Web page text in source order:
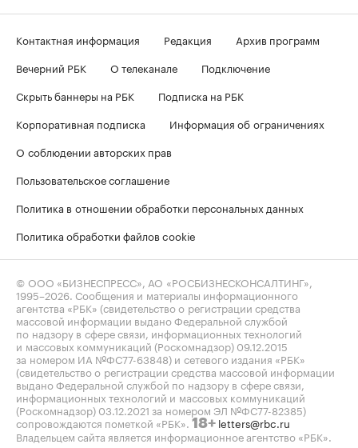
Контактная информация Редакция
Архив программ
Вечерний РБК
О телеканале
Подключение
Скрыть баннеры на РБК
Подписка на РБК
Корпоративная подписка
Информация об ограничениях
О соблюдении авторских прав
Пользовательское соглашение
Политика в отношении обработки персональных данных
Политика обработки файлов cookie
© ООО «БИЗНЕСПРЕСС», АО «РОСБИЗНЕСКОНСАЛТИНГ»,
1995–2026 . Сообщения и материалы информационного
агентства «РБК» (свидетельство о регистрации средства
массовой информации выдано Федеральной службой
по надзору в сфере связи, информационных технологий
и массовых коммуникаций (Роскомнадзор) 09.12.2015
за номером ИА №ФС77-63848) и сетевого издания «РБК»
(свидетельство о регистрации средства массовой информации
выдано Федеральной службой по надзору в сфере связи,
информационных технологий и массовых коммуникаций
(Роскомнадзор) 03.12.2021 за номером ЭЛ №ФС77-82385)
сопровождаются пометкой «РБК». 18+ letters@rbc.ru
Владельцем сайта является информационное агентство «РБК».